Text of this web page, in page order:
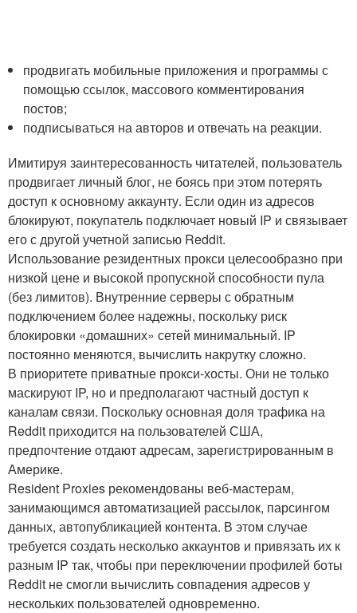
продвигать мобильные приложения и программы с
помощью ссылок, массового комментирования
постов;
подписываться на авторов и отвечать на реакции.
Имитируя заинтересованность читателей, пользователь
продвигает личный блог, не боясь при этом потерять
доступ к основному аккаунту. Если один из адресов
блокируют, покупатель подключает новый IP и связывает
его с другой учетной записью Reddit.
Использование резидентных прокси целесообразно при
низкой цене и высокой пропускной способности пула
(без лимитов). Внутренние серверы с обратным
подключением более надежны, поскольку риск
блокировки «домашних» сетей минимальный. IP
постоянно меняются, вычислить накрутку сложно.
В приоритете приватные прокси-хосты. Они не только
маскируют IP, но и предполагают частный доступ к
каналам связи. Поскольку основная доля трафика на
Reddit приходится на пользователей США,
предпочтение отдают адресам, зарегистрированным в
Америке.
Resident Proxies рекомендованы веб-мастерам,
занимающимся автоматизацией рассылок, парсингом
данных, автопубликацией контента. В этом случае
требуется создать несколько аккаунтов и привязать их к
разным IP так, чтобы при переключении профилей боты
Reddit не смогли вычислить совпадения адресов у
нескольких пользователей одновременно.